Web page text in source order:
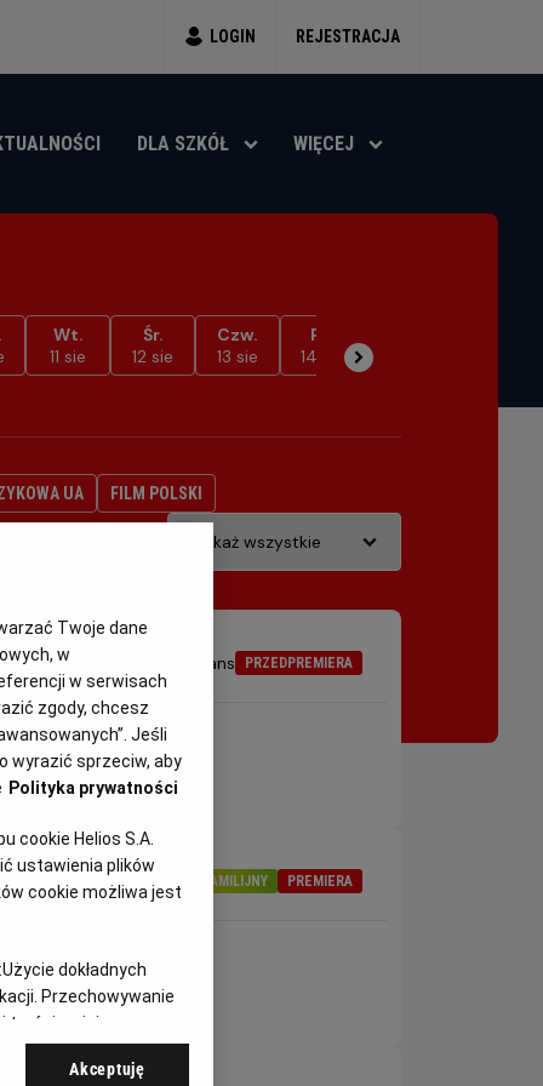
LOGIN REJESTRACJA
DLA SZKÓŁ WIĘCEJ
Wt.
11 sie
Śr.
12 sie
Czw.
13 sie
Pt.
14 sie
UA FILM POLSKI
PRZEDPREMIERA
Gatunek
Komedia, dramat, romans
FAMILIJNY PREMIERA
Gatunek
Animowany
18:00
2D, dubbing
Twoje dane
w
w serwisach
zgody, chcesz
Jeśli
wyrazić sprzeciw, aby
Polityka prywatności
cookie Helios S.A.
ustawienia plików
cookie możliwa jest
Użycie dokładnych
Przechowywanie
opinie
Akceptuję